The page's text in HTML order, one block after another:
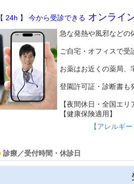
【 24h 】 今から受診できる オンライ
急な発熱や風邪などの
ご自宅・オフィスで受
お薬はお近くの薬局、
登園許可証・診断書も
【夜間休日・全国エリ
【健康保険適用】
【アレルギ
診療／受付時間・休診日